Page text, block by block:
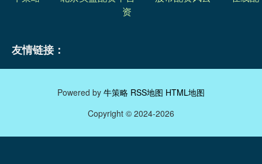
资
友情链接：
Powered by 牛策略 RSS地图 HTML地图
Copyright © 2024-2026